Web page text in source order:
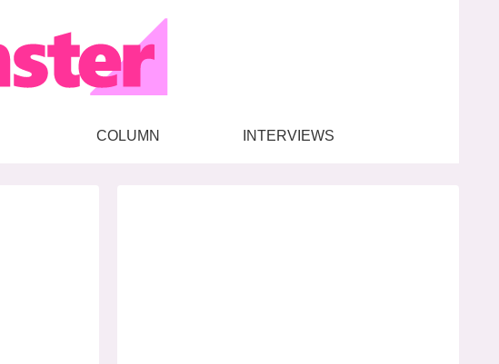
COLUMN INTERVIEWS